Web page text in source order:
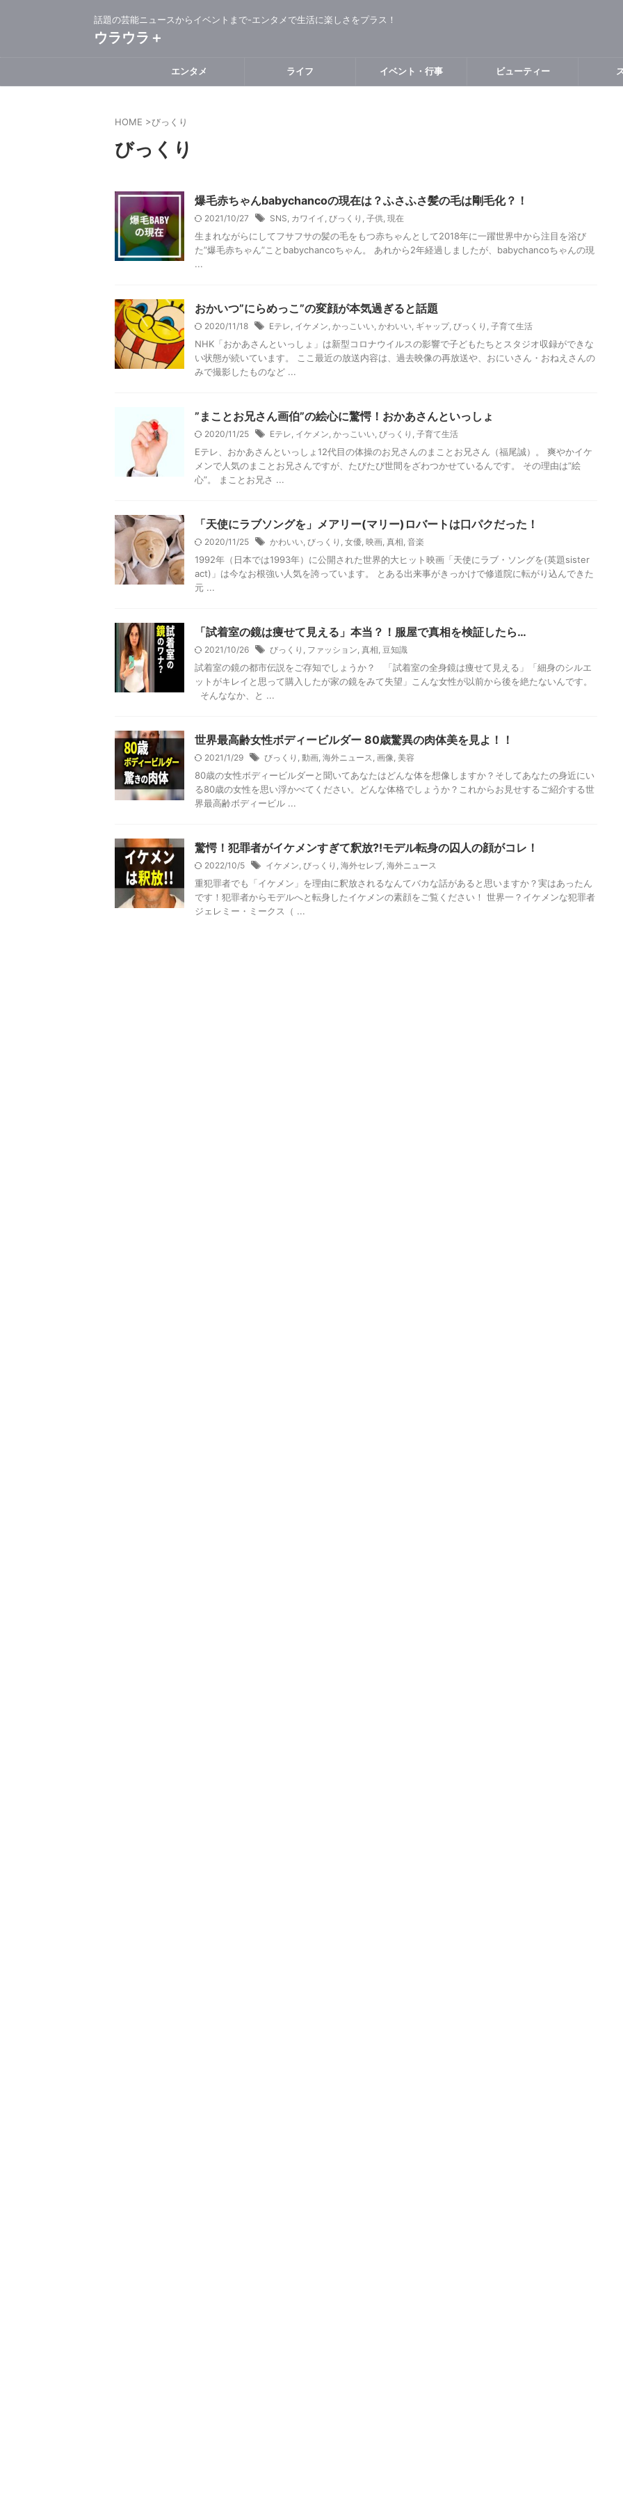
話題の芸能ニュースからイベントまで-エンタメで生活に楽しさをプラス！
ウラウラ＋
エンタメ ライフ イベント・行事 ビューティー
HOME >びっくり
びっくり
爆毛赤ちゃんbabychancoの現在は？ふさふさ髪の毛は剛毛化？！
2021/10/27 SNS, カワイイ , びっくり , 子供, 現在
生まれながらにしてフサフサの髪の毛をもつ赤ちゃんとして2018年に一躍世界中から注目を浴び
た”爆毛赤ちゃん”ことbabychancoちゃん。 あれから2年経過しましたが、babychancoちゃんの現
...
おかいつ”にらめっこ”の変顔が本気過ぎると話題
2020/11/18 Eテレ, イケメン, かっこいい, かわいい, ギャップ, びっくり , 子育て生活
NHK「おかあさんといっしょ」は新型コロナウイルスの影響で子どもたちとスタジオ収録ができな
い状態が続いています。 ここ最近の放送内容は、過去映像の再放送や、おにいさん・おねえさんの
みで撮影したものなど ...
”まことお兄さん画伯”の絵心に驚愕！おかあさんといっしょ
2020/11/25 Eテレ, イケメン, かっこいい, びっくり , 子育て生活
Eテレ、おかあさんといっしょ12代目の体操のお兄さんのまことお兄さん（福尾誠）。 爽やかイケ
メンで人気のまことお兄さんですが、たびたび世間をざわつかせているんです。 その理由は”絵
心”。 まことお兄さ ...
「天使にラブソングを」メアリー(マリー)ロバートは口パクだった！
2020/11/25 かわいい, びっくり , 女優, 映画, 真相, 音楽
1992年（日本では1993年）に公開された世界的大ヒット映画「天使にラブ・ソングを(英題sister
act)」は今なお根強い人気を誇っています。 とある出来事がきっかけで修道院に転がり込んできた
元 ...
「試着室の鏡は痩せて見える」本当？！服屋で真相を検証したら…
2021/10/26 びっくり , ファッション, 真相, 豆知識
試着室の鏡の都市伝説をご存知でしょうか？ 「試着室の全身鏡は痩せて見える」「細身のシルエ
ットがキレイと思って購入したが家の鏡をみて失望」こんな女性が以前から後を絶たないんです。
そんななか、と ...
世界最高齢女性ボディービルダー 80歳驚異の肉体美を見よ！！
2021/1/29 びっくり , 動画, 海外ニュース, 画像, 美容
80歳の女性ボディービルダーと聞いてあなたはどんな体を想像しますか？そしてあなたの身近にい
る80歳の女性を思い浮かべてください。どんな体格でしょうか？これからお見せするご紹介する世
界最高齢ボディービル ...
驚愕！犯罪者がイケメンすぎて釈放?!モデル転身の囚人の顔がコレ！
2022/10/5 イケメン, びっくり , 海外セレブ, 海外ニュース
重犯罪者でも「イケメン」を理由に釈放されるなんてバカな話があると思いますか？実はあったん
です！犯罪者からモデルへと転身したイケメンの素顔をご覧ください！ 世界一？イケメンな犯罪者
ジェレミー・ミークス（ ...